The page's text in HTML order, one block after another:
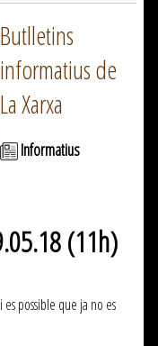
Butlletins
informatius de
La Xarxa
Informatius
(11h)
possible que ja no es